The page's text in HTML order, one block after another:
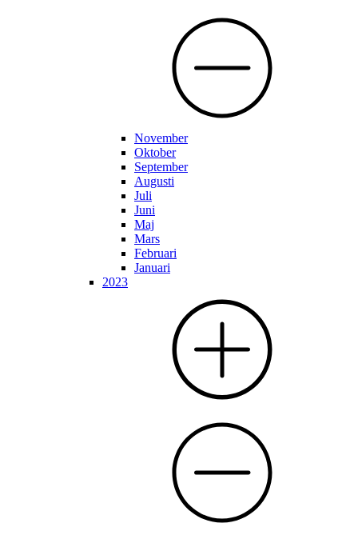
November
Oktober
September
Augusti
Juli
Juni
Maj
Mars
Februari
Januari
2023